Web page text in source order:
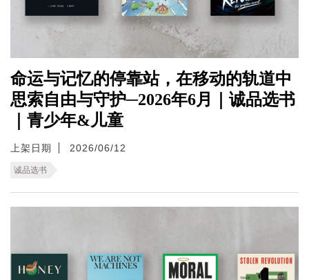
命运与记忆的停靠站，在移动的轨道中
思索自由与守护─2026年6月｜诚品选书
｜青少年&儿童
上架日期 2026/06/12
诚品选书